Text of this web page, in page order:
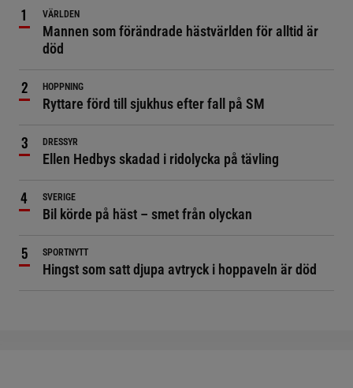
VÄRLDEN
Mannen som förändrade hästvärlden för alltid är
död
HOPPNING
Ryttare förd till sjukhus efter fall på SM
DRESSYR
Ellen Hedbys skadad i ridolycka på tävling
SVERIGE
Bil körde på häst – smet från olyckan
SPORTNYTT
Hingst som satt djupa avtryck i hoppaveln är död